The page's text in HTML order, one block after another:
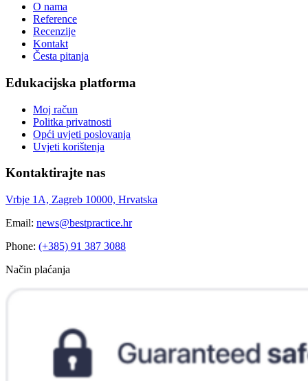
O nama
Reference
Recenzije
Kontakt
Česta pitanja
Edukacijska platforma
Moj račun
Politka privatnosti
Opći uvjeti poslovanja
Uvjeti korištenja
Kontaktirajte nas
Vrbje 1A, Zagreb 10000, Hrvatska
Email: news@bestpractice.hr
Phone: (+385) 91 387 3088
Način plaćanja